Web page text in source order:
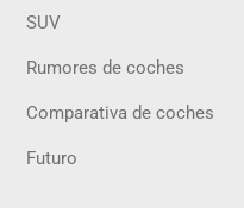
SUV
Rumores de coches
Comparativa de coches
Futuro